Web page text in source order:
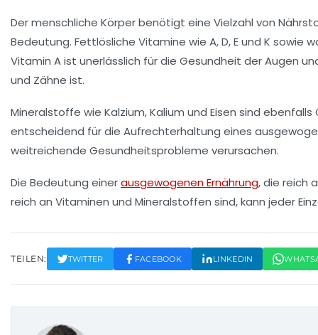
Der menschliche Körper benötigt eine Vielzahl von
Bedeutung. Fettlösliche Vitamine wie A, D, E und K sowie
Vitamin A ist unerlässlich für die Gesundheit der Augen
und Zähne ist.
Mineralstoffe wie Kalzium,Kalium und Eisen sind
entscheidend für die Aufrechterhaltung eines
weitreichende Gesundheitsprobleme verursachen.
Die Bedeutung einerausgewogenen Ernährung, die reich
reich an Vitaminen und Mineralstoffen sind, kann jeder
TEILEN: TWITTER FACEBOOK LINKEDIN